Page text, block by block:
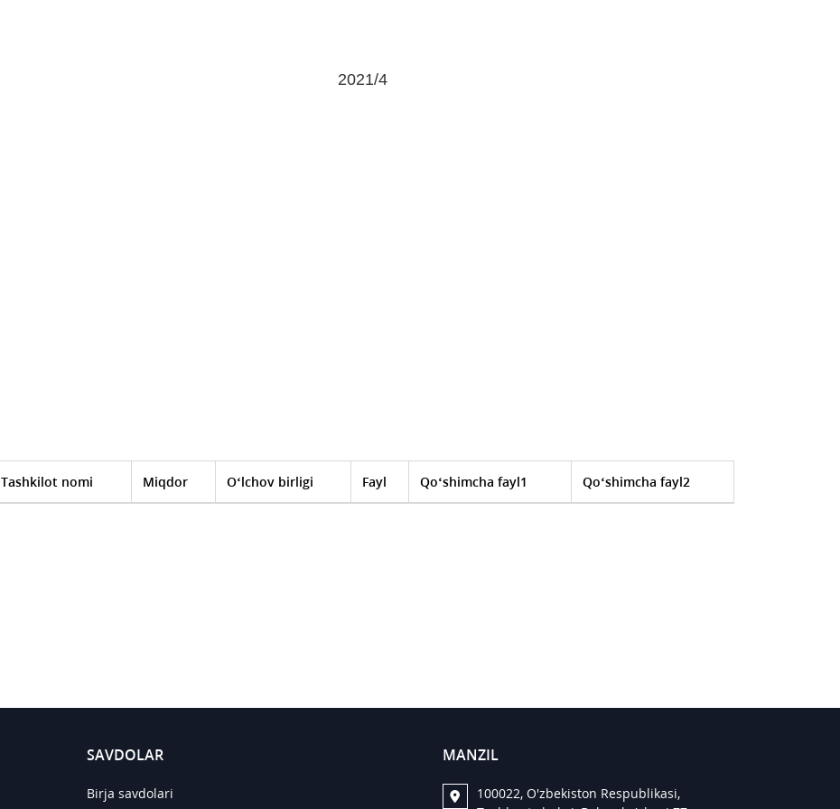
2021/4
Tashkilot nomi Miqdor O‘lchov birligi Fayl Qo‘shimcha fayl1 Qo‘shimcha fayl2
SAVDOLAR
Birja savdolari
MANZIL
100022, O'zbekiston Respublikasi,